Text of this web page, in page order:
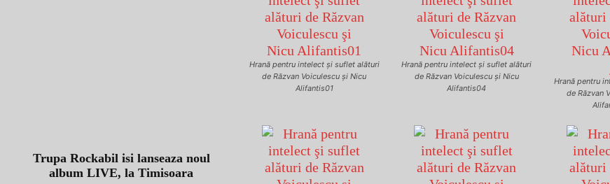
Trupa Rockabil isi lanseaza noul
album LIVE, la Timisoara
Hrană pentru intelect şi suflet alături
de Răzvan Voiculescu şi Nicu
Alifantis01
Hrană pentru intelect şi suflet alături
de Răzvan Voiculescu şi Nicu
Alifantis04
Hrană pentru
de Răzvan